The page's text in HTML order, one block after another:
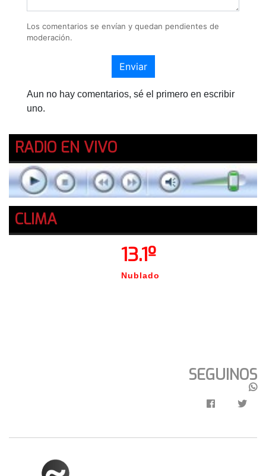
Los comentarios se envían y quedan pendientes de
moderación.
Enviar
Aun no hay comentarios, sé el primero en escribir
uno.
RADIO EN VIVO
CLIMA
13.1º
Nublado
SEGUINOS